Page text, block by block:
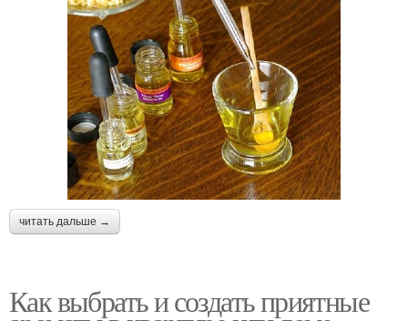
читать дальше →
Как выбрать и создать приятные